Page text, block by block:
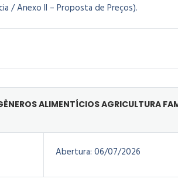
/ Anexo II – Proposta de Preços).
ALIMENTÍCIOS AGRICULTURA
Abertura: 06/07/2026